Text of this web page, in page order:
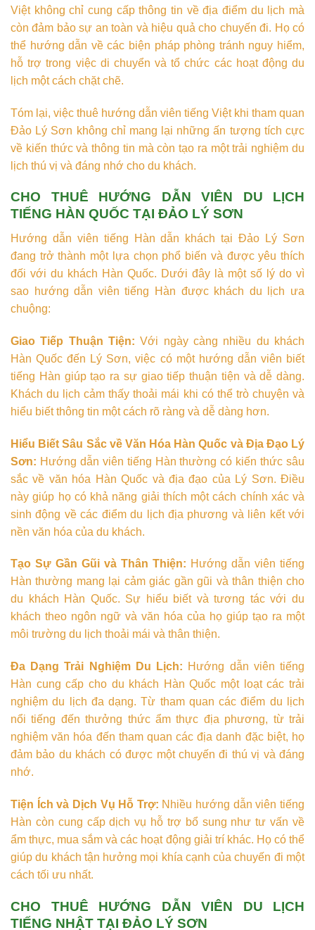
Việt không chỉ cung cấp thông tin về địa điểm du lịch mà
còn đảm bảo sự an toàn và hiệu quả cho chuyến đi. Họ có
thể hướng dẫn về các biện pháp phòng tránh nguy hiểm,
hỗ trợ trong việc di chuyển và tổ chức các hoạt động du
lịch một cách chặt chẽ.
Tóm lại, việc thuê hướng dẫn viên tiếng Việt khi tham quan
Đảo Lý Sơn không chỉ mang lại những ấn tượng tích cực
về kiến thức và thông tin mà còn tạo ra một trải nghiệm du
lịch thú vị và đáng nhớ cho du khách.
CHO THUÊ HƯỚNG DẪN VIÊN DU LỊCH
TIẾNG HÀN QUỐC TẠI ĐẢO LÝ SƠN
Hướng dẫn viên tiếng Hàn dẫn khách tại Đảo Lý Sơn
đang trở thành một lựa chọn phổ biến và được yêu thích
đối với du khách Hàn Quốc. Dưới đây là một số lý do vì
sao hướng dẫn viên tiếng Hàn được khách du lịch ưa
chuộng:
Giao Tiếp Thuận Tiện: Với ngày càng nhiều du khách
Hàn Quốc đến Lý Sơn, việc có một hướng dẫn viên biết
tiếng Hàn giúp tạo ra sự giao tiếp thuận tiện và dễ dàng.
Khách du lịch cảm thấy thoải mái khi có thể trò chuyện và
hiểu biết thông tin một cách rõ ràng và dễ dàng hơn.
Hiểu Biết Sâu Sắc về Văn Hóa Hàn Quốc và Địa Đạo Lý
Sơn: Hướng dẫn viên tiếng Hàn thường có kiến thức sâu
sắc về văn hóa Hàn Quốc và địa đạo của Lý Sơn. Điều
này giúp họ có khả năng giải thích một cách chính xác và
sinh động về các điểm du lịch địa phương và liên kết với
nền văn hóa của du khách.
Tạo Sự Gần Gũi và Thân Thiện: Hướng dẫn viên tiếng
Hàn thường mang lại cảm giác gần gũi và thân thiện cho
du khách Hàn Quốc. Sự hiểu biết và tương tác với du
khách theo ngôn ngữ và văn hóa của họ giúp tạo ra một
môi trường du lịch thoải mái và thân thiện.
Đa Dạng Trải Nghiệm Du Lịch: Hướng dẫn viên tiếng
Hàn cung cấp cho du khách Hàn Quốc một loạt các trải
nghiệm du lịch đa dạng. Từ tham quan các điểm du lịch
nổi tiếng đến thưởng thức ẩm thực địa phương, từ trải
nghiệm văn hóa đến tham quan các địa danh đặc biệt, họ
đảm bảo du khách có được một chuyến đi thú vị và đáng
nhớ.
Tiện Ích và Dịch Vụ Hỗ Trợ: Nhiều hướng dẫn viên tiếng
Hàn còn cung cấp dịch vụ hỗ trợ bổ sung như tư vấn về
ẩm thực, mua sắm và các hoạt động giải trí khác. Họ có thể
giúp du khách tận hưởng mọi khía cạnh của chuyến đi một
cách tối ưu nhất.
CHO THUÊ HƯỚNG DẪN VIÊN DU LỊCH
TIẾNG NHẬT TẠI ĐẢO LÝ SƠN